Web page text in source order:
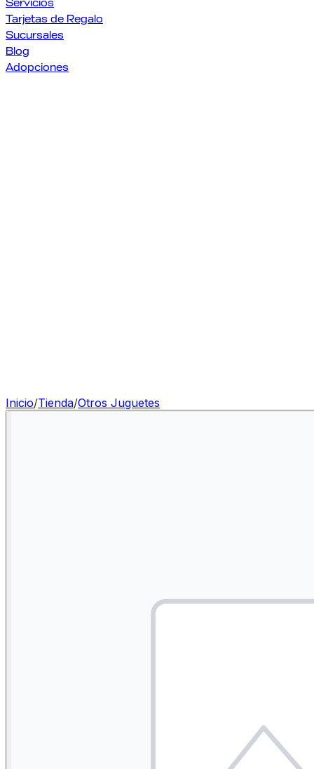
Servicios
Tarjetas de Regalo
Sucursales
Blog
Adopciones
Inicio/Tienda/Otros Juguetes